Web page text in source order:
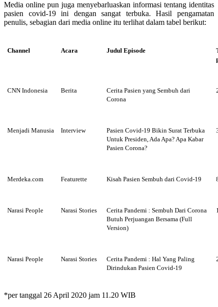
Media online pun juga menyebarluaskan informasi tentang identitas
pasien covid-19 ini dengan sangat terbuka. Hasil pengamatan
penulis, sebagian dari media online itu terlihat dalam tabel berikut:
Channel Acara Judul Episode
CNN Indonesia Berita
Cerita Pasien yang Sembuh dari
Corona
Menjadi Manusia Interview
Pasien Covid-19 Bikin Surat Terbuka
Untuk Presiden, Ada Apa? Apa Kabar
Pasien Corona?
Merdeka.com Featurette Kisah Pasien Sembuh dari Covid-19
Narasi People Narasi Stories
Cerita Pandemi : Sembuh Dari Corona
Butuh Perjuangan Bersama (Full
Version)
Narasi People Narasi Stories
Cerita Pandemi : Hal Yang Paling
Dirindukan Pasien Covid-19
*per tanggal 26 April 2020 jam 11.20 WIB